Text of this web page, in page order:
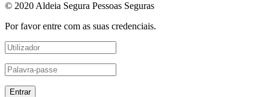
© 2020 Aldeia Segura Pessoas Seguras
Por favor entre com as suas credenciais.